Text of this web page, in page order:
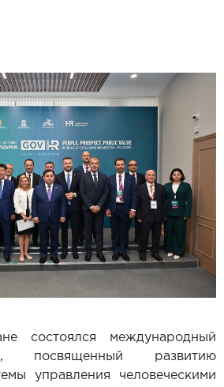
состоялся международный
посвященный развитию
управления человеческими